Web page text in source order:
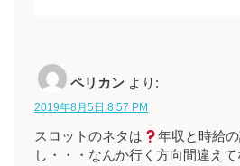
ペリカン より:
2019年8月5日 8:57 PM
スロットのネタは
年収と時給
し・・・なんか行く方向間違え